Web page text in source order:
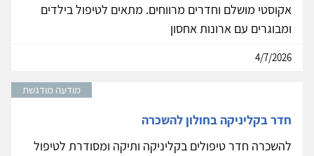
אקוסטי מושלם וחדרים מרווחים. מתאים לטיפול בילדים
ומבוגרים עם ארונות אחסון
4/7/2026
מודעה מודגשת
חדר בקליניקה בחולון להשכרה
להשכרה חדר טיפולים בקליניקה ותיקה ומסודרת לטיפול